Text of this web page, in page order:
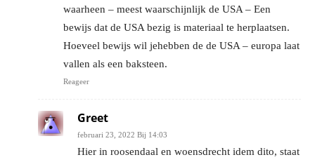
waarheen – meest waarschijnlijk de USA – Een
bewijs dat de USA bezig is materiaal te herplaatsen.
Hoeveel bewijs wil jehebben de de USA – europa laat
vallen als een baksteen.
Reageer
Greet
februari 23, 2022 Bij 14:03
Hier in roosendaal en woensdrecht idem dito, staat